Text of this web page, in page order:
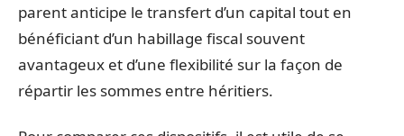
parent anticipe le transfert d’un capital tout en
bénéficiant d’un habillage fiscal souvent
avantageux et d’une flexibilité sur la façon de
répartir les sommes entre héritiers.